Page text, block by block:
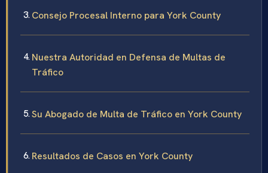
Consejo Procesal Interno para York County
Nuestra Autoridad en Defensa de Multas de
Tráfico
Su Abogado de Multa de Tráfico en York County
Resultados de Casos en York County